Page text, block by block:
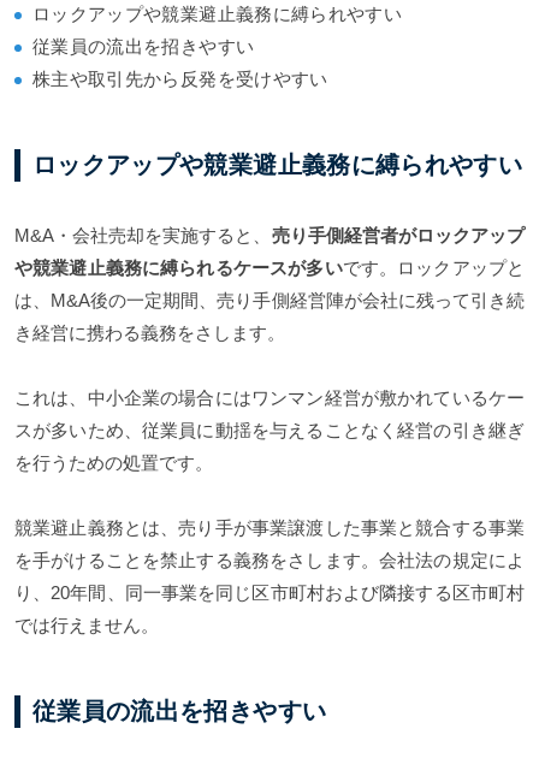
ロックアップや競業避止義務に縛られやすい
従業員の流出を招きやすい
株主や取引先から反発を受けやすい
ロックアップや競業避止義務に縛られやすい
M&A・会社売却を実施すると、 売り手側経営者がロックアップ
や競業避止義務に縛られるケースが多いです。ロックアップと
は、M&A後の一定期間、売り手側経営陣が会社に残って引き続
き経営に携わる義務をさします。
これは、中小企業の場合にはワンマン経営が敷かれているケー
スが多いため、従業員に動揺を与えることなく経営の引き継ぎ
を行うための処置です。
競業避止義務とは、売り手が事業譲渡した事業と競合する事業
を手がけることを禁止する義務をさします。会社法の規定によ
り、20年間、同一事業を同じ区市町村および隣接する区市町村
では行えません。
従業員の流出を招きやすい